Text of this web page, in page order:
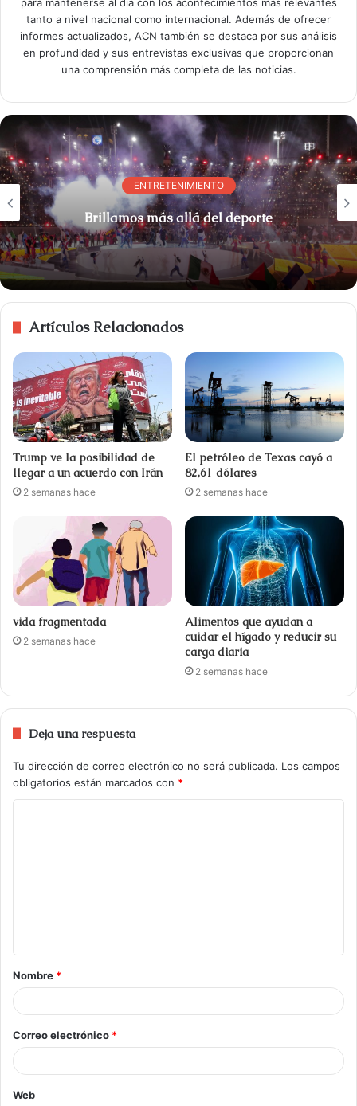
tanto a nivel nacional como internacional. Además de ofrecer
informes actualizados, ACN también se destaca por sus análisis
en profundidad y sus entrevistas exclusivas que proporcionan
una comprensión más completa de las noticias.
ENTRETENIMIENTO
Brillamos más allá del deporte
Artículos Relacionados
Trump ve la posibilidad de
llegar a un acuerdo con Irán
2 semanas hace
El petróleo de Texas cayó a
82,61 dólares
2 semanas hace
vida fragmentada
2 semanas hace
Alimentos que ayudan a
cuidar el hígado y reducir su
carga diaria
2 semanas hace
Deja una respuesta
Tu dirección de correo electrónico no será publicada. Los campos
obligatorios están marcados con *
Nombre *
Correo electrónico *
Web